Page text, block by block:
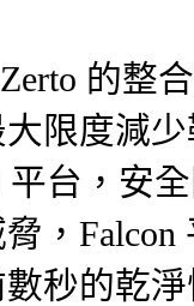
的整
限度減
平台，安
，
秒的乾